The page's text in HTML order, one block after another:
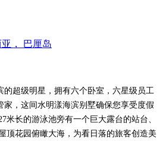
， 巴厘岛
的超级明星，拥有六个卧室，六星级员工
家，这间水明漾海滨别墅确保您享受度假
米长的游泳池旁有一个巨大露台的站台、
顶花园俯瞰大海，为看日落的旅客创造美